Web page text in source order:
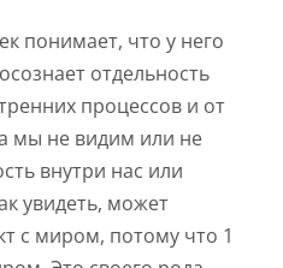
понимает, что у него
отдельность
процессов и от
мы не видим или не
внутри нас или
увидеть, может
с миром, потому что 1